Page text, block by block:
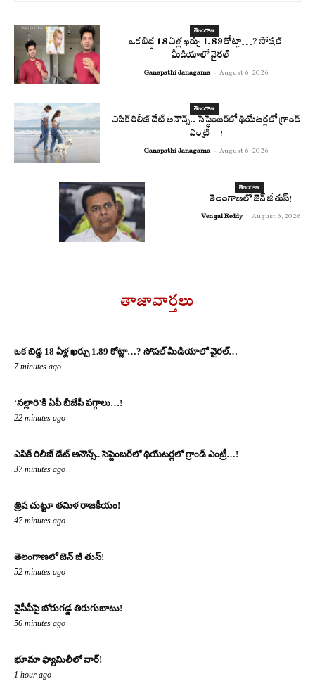
తెలంగాణ
ఒక బిడ్డ 18 ఏళ్ల ఖర్చు 1.89 కోట్లా…? సోష‌ల్
మీడియాలో వైర‌ల్‌…
Ganapathi Janagama - August 6, 2026
తెలంగాణ
ఎపిక్ రిలీజ్ డేట్ అనౌన్స్.. సెప్టెంబర్‌లో థియేటర్లలో గ్రాండ్
ఎంట్రీ…!
Ganapathi Janagama - August 6, 2026
తెలంగాణ
తెలంగాణలో జెన్ జీ తుస్!
Vengal Reddy - August 6, 2026
తాజావార్తలు
ఒక బిడ్డ 18 ఏళ్ల ఖర్చు 1.89 కోట్లా…? సోష‌ల్ మీడియాలో వైర‌ల్‌…
7 minutes ago
‘నల్లారి’కి ఏపీ బీజేపీ పగ్గాలు…!
22 minutes ago
ఎపిక్ రిలీజ్ డేట్ అనౌన్స్.. సెప్టెంబర్‌లో థియేటర్లలో గ్రాండ్ ఎంట్రీ…!
37 minutes ago
త్రిష చుట్టూ తమిళ రాజకీయం!
47 minutes ago
తెలంగాణలో జెన్ జీ తుస్!
52 minutes ago
వైసీపీపై బోరుగడ్డ తిరుగుబాటు!
56 minutes ago
భూమా ఫ్యామిలీలో వార్!
1 hour ago